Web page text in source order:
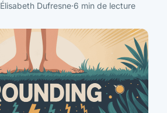
Élisabeth Dufresne·6 min de lecture